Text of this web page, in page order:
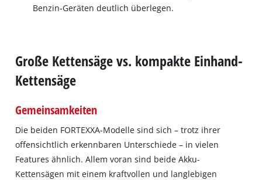
Benzin-Geräten deutlich überlegen.
Große Kettensäge vs. kompakte Einhand-
Kettensäge
Gemeinsamkeiten
Die beiden FORTEXXA-Modelle sind sich – trotz ihrer
offensichtlich erkennbaren Unterschiede – in vielen
Features ähnlich. Allem voran sind beide Akku-
Kettensägen mit einem kraftvollen und langlebigen